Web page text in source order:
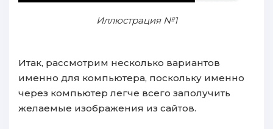
Иллюстрация №1
Итак, рассмотрим несколько вариантов
именно для компьютера, поскольку именно
через компьютер легче всего заполучить
желаемые изображения из сайтов.